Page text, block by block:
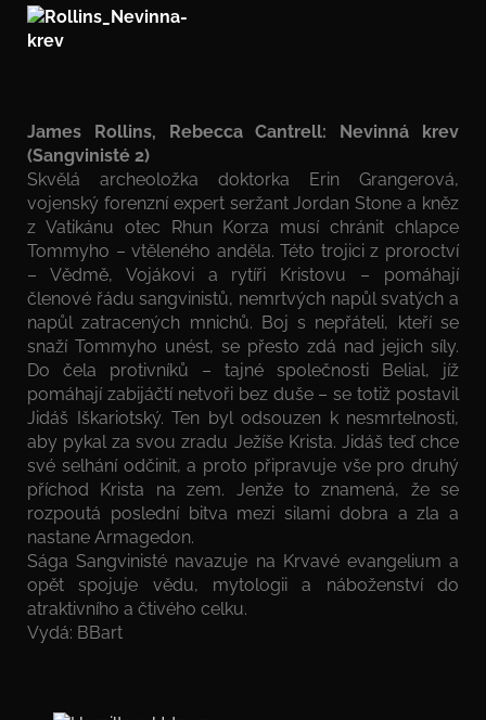
James Rollins, Rebecca Cantrell: Nevinná krev
(Sangvinisté 2)
Skvělá archeoložka doktorka Erin Grangerová,
vojenský forenzní expert seržant Jordan Stone a kněz
z Vatikánu otec Rhun Korza musí chránit chlapce
Tommyho – vtěleného anděla. Této trojici z proroctví
– Vědmě, Vojákovi a rytíři Kristovu – pomáhají
členové řádu sangvinistů, nemrtvých napůl svatých a
napůl zatracených mnichů. Boj s nepřáteli, kteří se
snaží Tommyho unést, se přesto zdá nad jejich síly.
Do čela protivníků – tajné společnosti Belial, jíž
pomáhají zabijáčtí netvoři bez duše – se totiž postavil
Jidáš Iškariotský. Ten byl odsouzen k nesmrtelnosti,
aby pykal za svou zradu Ježíše Krista. Jidáš teď chce
své selhání odčinit, a proto připravuje vše pro druhý
příchod Krista na zem. Jenže to znamená, že se
rozpoutá poslední bitva mezi silami dobra a zla a
nastane Armagedon.
Sága Sangvinisté navazuje na Krvavé evangelium a
opět spojuje vědu, mytologii a náboženství do
atraktivního a čtivého celku.
Vydá: BBart